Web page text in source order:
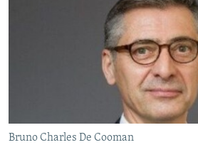
AZƏRBAYCAN ƏDƏBIYYATI KITABXANASI
PEŞƏ ETIKASI VƏ JURNALISTIKA
Bruno Charles De Cooman